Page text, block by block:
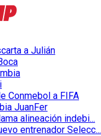
a Julián
Conmebol a FIFA
JuanFer
alineación indebi...
entrenador Selecc...